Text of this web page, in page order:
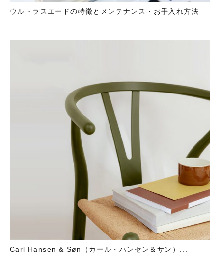
ウルトラスエードの特徴とメンテナンス・お手入れ方法
Carl Hansen & Søn（カール・ハンセン＆サン）...